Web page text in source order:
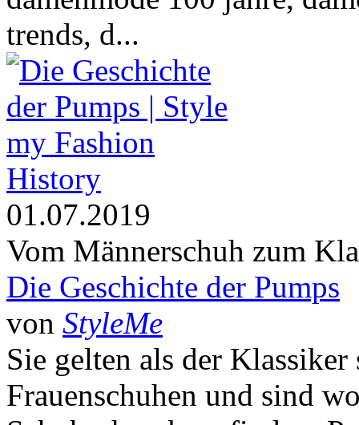
trends, d...
History
01.07.2019
Vom Männerschuh zum
Die Geschichte der Pumps
von StyleMe
Sie gelten als der
Frauenschuhen und sind